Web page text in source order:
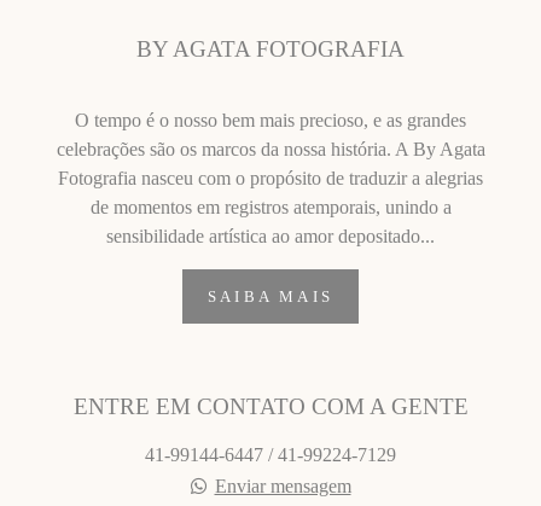
BY AGATA FOTOGRAFIA
O tempo é o nosso bem mais precioso, e as grandes
celebrações são os marcos da nossa história. A By Agata
Fotografia nasceu com o propósito de traduzir a alegrias
de momentos em registros atemporais, unindo a
sensibilidade artística ao amor depositado...
SAIBA MAIS
ENTRE EM CONTATO COM A GENTE
41-99144-6447 / 41-99224-7129
Enviar mensagem